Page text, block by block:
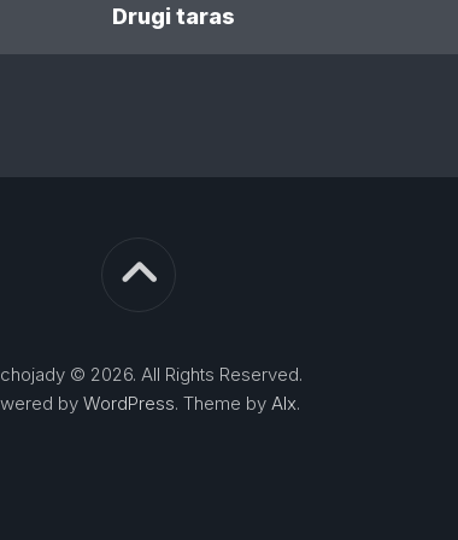
Drugi taras
© 2026. All Rights Reserved.
by WordPress. Theme by Alx.